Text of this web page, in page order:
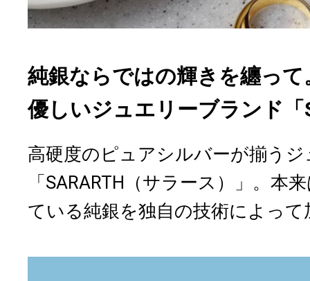
純銀ならではの輝きを纏っ
優しいジュエリーブランド「
高硬度のピュアシルバーが揃う
「SARARTH（サラース）」。本
ている純銀を独自の技術によって